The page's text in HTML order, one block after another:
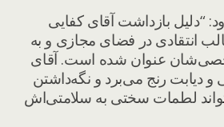
“دلیل بازداشت آقای کفایی
انتقادی در فضای مجازی و به
عنوان شده است. آقای
و دیابت رنج می‌برد و نگه‌داشتن
لطمات سختی به سلامتی‌اش